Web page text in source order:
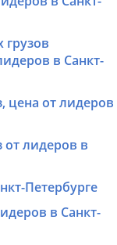
грузов
в Санкт-
цена от лидеров
от лидеров в
Петербурге
в Санкт-